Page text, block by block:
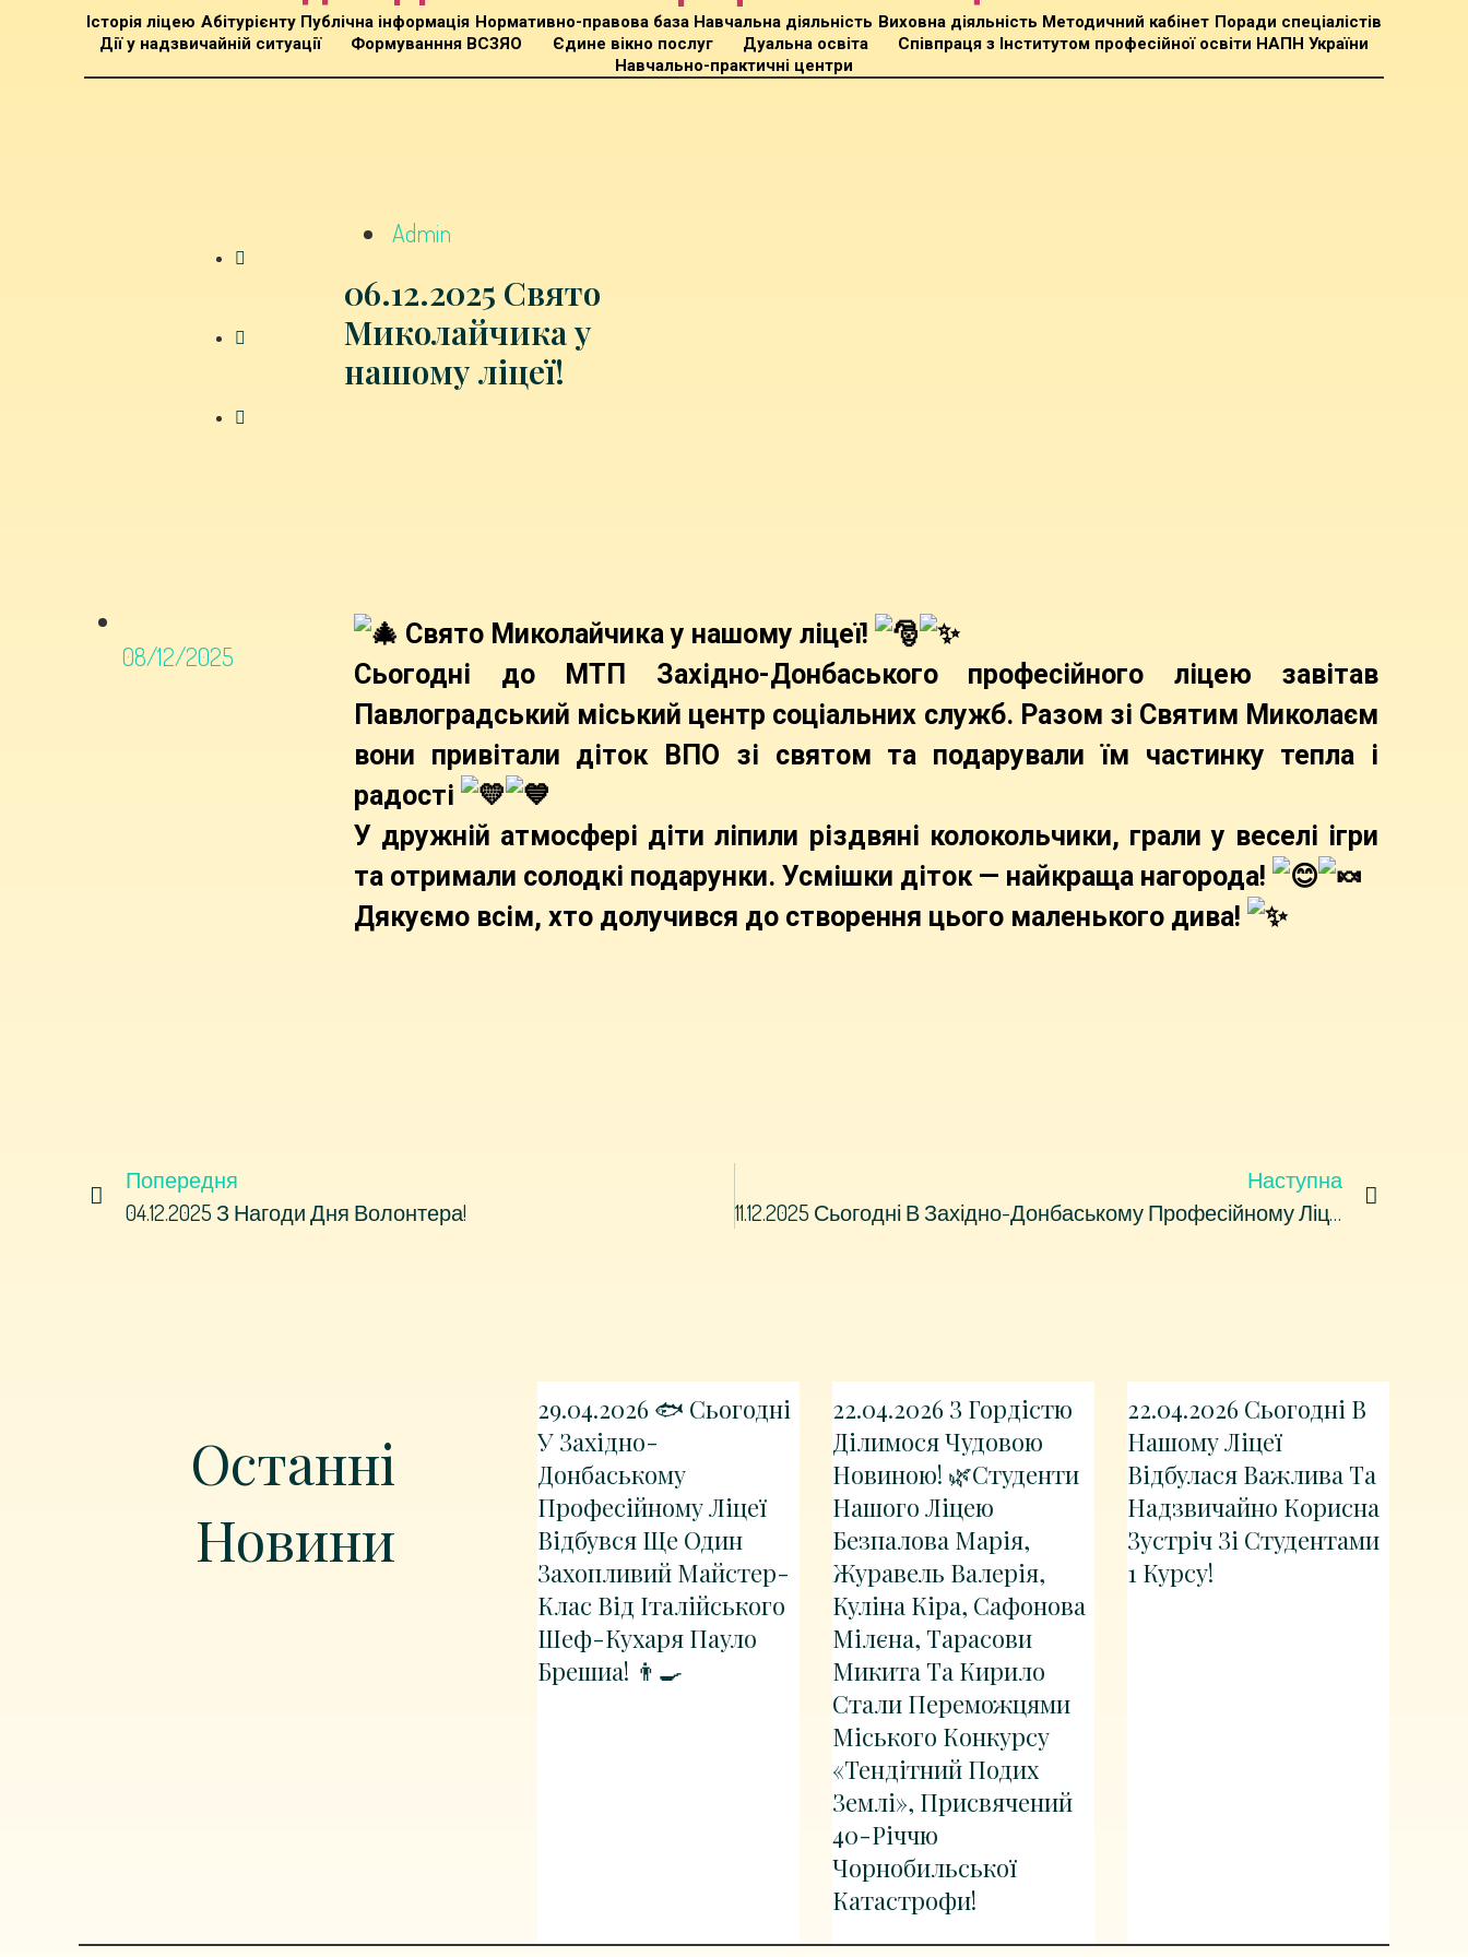
Історія ліцею Абітурієнту Публічна інформація Нормативно-правова база Навчальна діяльність Виховна діяльність Методичний кабінет Поради спеціалістів
Дії у надзвичайній ситуації
Формуванння ВСЗЯО Єдине вікно послуг Дуальна освіта
Співпраця з Інститутом професійної освіти НАПН України
Навчально-практичні центри
Admin
06.12.2025 Свято
Миколайчика у
нашому ліцеї!
08/12/2025
Свято Миколайчика у нашому ліцеї!
Сьогодні до МТП Західно-Донбаського професійного ліцею завітав
Павлоградський міський центр соціальних служб. Разом зі Святим Миколаєм
вони привітали діток ВПО зі святом та подарували їм частинку тепла і
радості
У дружній атмосфері діти ліпили різдвяні колокольчики, грали у веселі ігри
та отримали солодкі подарунки. Усмішки діток — найкраща нагорода!
Дякуємо всім, хто долучився до створення цього маленького дива!
Попередня
04.12.2025 З Нагоди Дня Волонтера!
Наступна
11.12.2025 Сьогодні В Західно-Донбаському Професійному Ліцеї Відбулось Урочисте Відкриття Перукарського Простору Для ВПО “Краса І Гідність” — Який Спрямований На Підтримку Внутрішньо Переміщених Осіб, Місцевих Мешканців Та Студентів Через Надання Доступних Перукарських Послуг І Створення Простору Турботи, Гідності, Взаємодії Та Навчання!
Останні
Новини
29.04.2026 🐟 Сьогодні
У Західно-
Донбаському
Професійному Ліцеї
Відбувся Ще Один
Захопливий Майстер-
Клас Від Італійського
Шеф-Кухаря Пауло
Брешиа! 👨‍🍳
22.04.2026 З Гордістю
Ділимося Чудовою
Новиною! 🌿Студенти
Нашого Ліцею
Безпалова Марія,
Журавель Валерія,
Куліна Кіра, Сафонова
Мілєна, Тарасови
Микита Та Кирило
Стали Переможцями
Міського Конкурсу
«Тендітний Подих
Землі», Присвячений
40-Річчю
Чорнобильської
Катастрофи!
22.04.2026 Сьогодні В
Нашому Ліцеї
Відбулася Важлива Та
Надзвичайно Корисна
Зустріч Зі Студентами
1 Курсу!